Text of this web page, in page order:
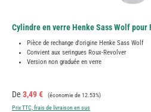
Cylindre en verre Henke Sass Wolf pour
Pièce de rechange d'origine Henke Sass Wolf
Convient aux seringues Roux-Revolver
Version non graduée en verre
Prix de vente :
De 3,49 € Prix régulier :
(économie de 12.53%)
Prix TTC, frais de livraison en sus